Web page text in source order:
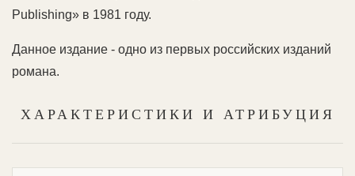
Publishing» в 1981 году.
Данное издание - одно из первых российских изданий
романа.
ХАРАКТЕРИСТИКИ И АТРИБУЦИЯ